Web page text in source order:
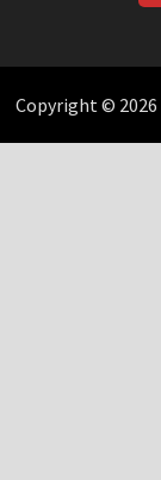
Copyright © 2026